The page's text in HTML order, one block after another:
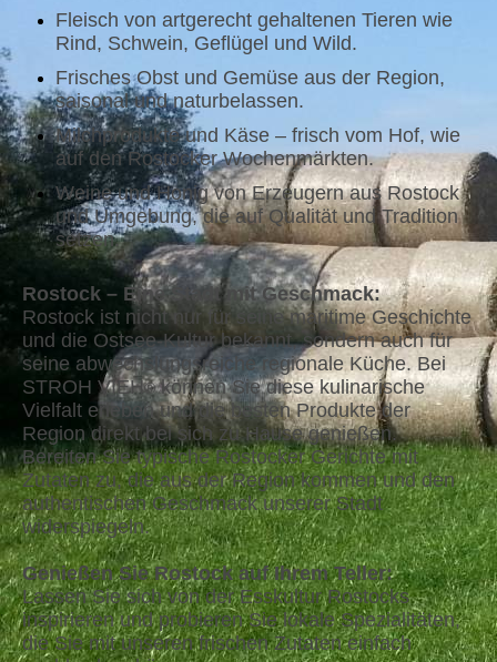
Fleisch von artgerecht gehaltenen Tieren wie
Rind, Schwein, Geflügel und Wild.
Frisches Obst und Gemüse aus der Region,
saisonal und naturbelassen.
Milchprodukte und Käse – frisch vom Hof, wie
auf den Rostocker Wochenmärkten.
Weine und Honig von Erzeugern aus Rostock
und Umgebung, die auf Qualität und Tradition
setzen.
Rostock – Eine Stadt mit Geschmack:
Rostock ist nicht nur für seine maritime Geschichte
und die Ostsee-Kultur bekannt, sondern auch für
seine abwechslungsreiche regionale Küche. Bei
STROH VIEH®können Sie diese kulinarische
Vielfalt erleben und die besten Produkte der
Region direkt bei sich zu Hause genießen.
Bereiten Sie typische Rostocker Gerichte mit
Zutaten zu, die aus der Region kommen und den
authentischen Geschmack unserer Stadt
widerspiegeln.
Genießen Sie Rostock auf Ihrem Teller:
Lassen Sie sich von der Esskultur Rostocks
inspirieren und probieren Sie lokale Spezialitäten,
die Sie mit unseren frischen Zutaten einfach